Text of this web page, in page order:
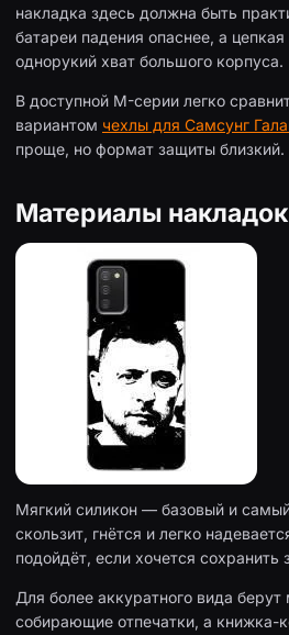
накладка здесь должна быть
батареи падения опаснее, а
однорукий хват большого корпуса.
В доступной M-серии легко
вариантом чехлы для Самсунг
проще, но формат защиты близкий.
Материалы накладок
Мягкий силикон — базовый и
скользит, гнётся и легко
подойдёт, если хочется сохранить
Для более аккуратного вида
собирающие отпечатки, а книжка-